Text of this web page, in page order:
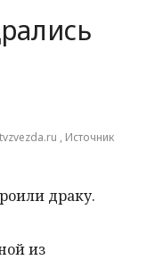
, Источник
драку.
из